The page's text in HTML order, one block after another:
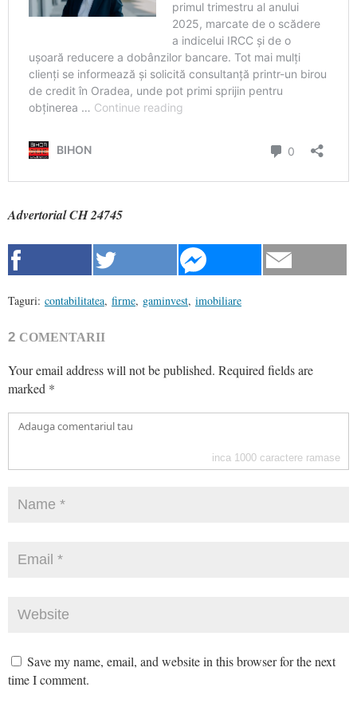
Advertorial CH 24745
Taguri: contabilitatea, firme, gaminvest, imobiliare
2 COMENTARII
Your email address will not be published. Required fields are
marked *
inca 1000 caractere ramase
Save my name, email, and website in this browser for the next
time I comment.